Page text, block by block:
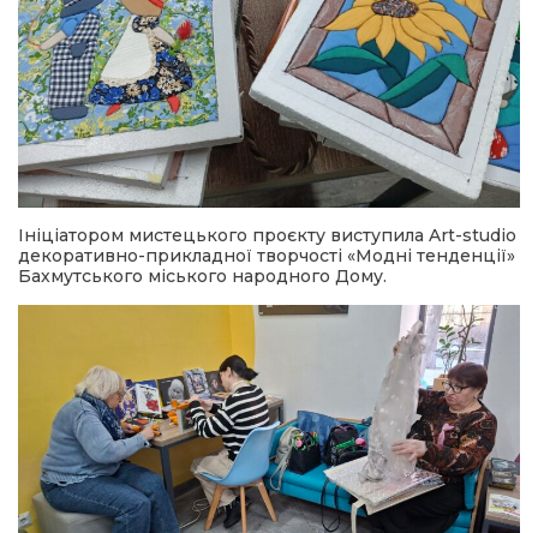
Ініціатором мистецького проєкту виступила Art-studio
декоративно-прикладної творчості «Модні тенденції»
Бахмутського міського народного Дому.